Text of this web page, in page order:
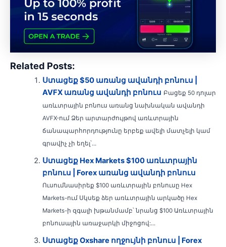
Related Posts:
Ստացեք $50 առանց ավանդի բոնուս |
AVFX առանց ավանդի բոնուս Բացեք 50 դոլար
առևտրային բոնուս առանց նախնական ավանդի
AVFX-ում Ձեր արտարժույթով առևտրային
ճանապարհորդությունը երբեք ավելի մատչելի կամ
գրավիչ չի եղել՝...
Ստացեք Hex Markets $100 առևտրային
բոնուս | Forex առանց ավանդի բոնուս
Ուսումնասիրեք $100 առևտրային բոնուսը Hex
Markets-ում Սկսեք ձեր առևտրային արկածը Hex
Markets-ի զգալի խթանմամբ՝ նրանց $100 Առևտրային
բոնուսային առաջարկի միջոցով:...
Ստացեք Oxshare ողջույնի բոնուս | Forex